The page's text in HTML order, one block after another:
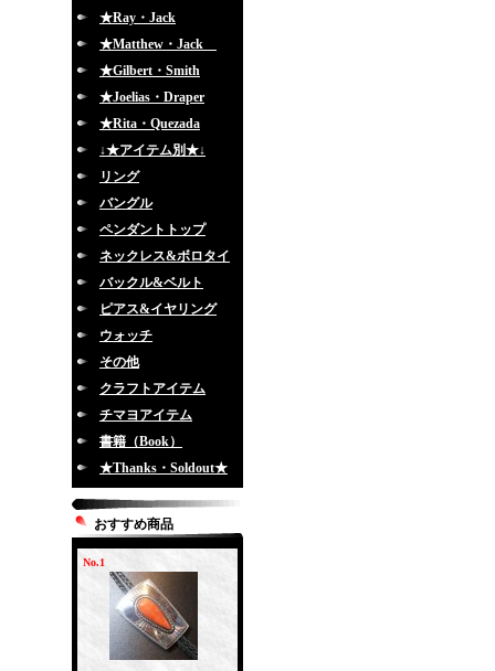
★Ray・Jack
★Matthew・Jack
★Gilbert・Smith
★Joelias・Draper
★Rita・Quezada
↓★アイテム別★↓
リング
バングル
ペンダントトップ
ネックレス&ボロタイ
バックル&ベルト
ピアス&イヤリング
ウォッチ
その他
クラフトアイテム
チマヨアイテム
書籍（Book）
★Thanks・Soldout★
おすすめ商品
No.1